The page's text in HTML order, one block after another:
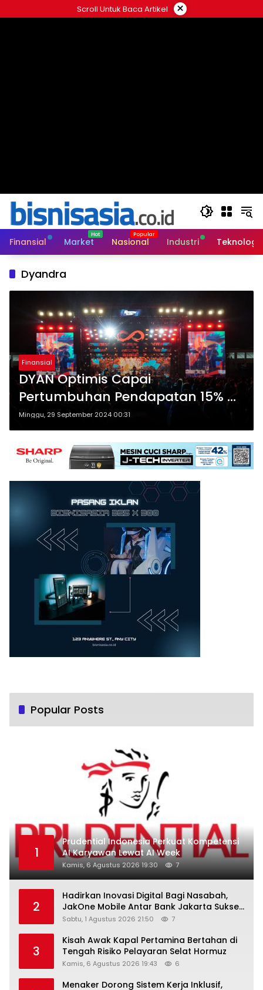
ke
Scroll Untuk Baca Artikel ×
Finansial Market Nasional Industri Teknologi
Dyandra
Finansial
DYAN Optimis Capai
Pertumbuhan Pendapatan 15% di
Tahun 2024
Minggu, 29 September 2024 00:31
Popular Posts
1
Prudential Indonesia Perkuat Kompetensi
AI Karyawan Lewat AI Week
Kamis, 6 Agustus 2026 19:30 7
2
Hadirkan Inovasi Digital Bagi Nasabah,
JakOne Mobile Antar Bank Jakarta Sukses
Raih Digital Excellence Awards 2026
Sabtu, 1 Agustus 2026 21:50 7
3
Kisah Awak Kapal Pertamina Bertahan di
Tengah Risiko Pelayaran Selat Hormuz
Kamis, 6 Agustus 2026 19:43 6
Menaker Dorong Sistem Kerja Inklusif,